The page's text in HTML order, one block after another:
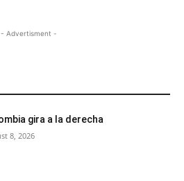
- Advertisment -
gira a la derecha
8, 2026